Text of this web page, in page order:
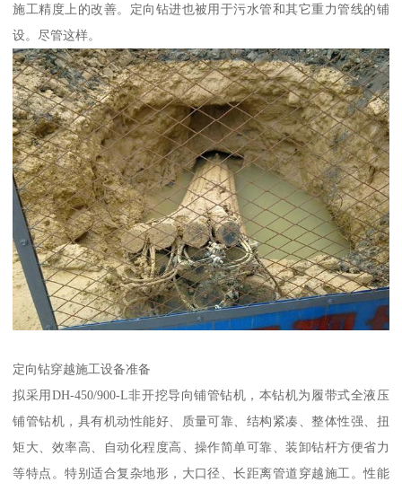
施工精度上的改善。定向钻进也被用于污水管和其它重力管线的铺
设。尽管这样。
定向钻穿越施工设备准备
拟采用DH-450/900-L非开挖导向铺管钻机，本钻机为履带式全液压
铺管钻机，具有机动性能好、质量可靠、结构紧凑、整体性强、扭
矩大、效率高、自动化程度高、操作简单可靠、装卸钻杆方便省力
等特点。特别适合复杂地形，大口径、长距离管道穿越施工。性能